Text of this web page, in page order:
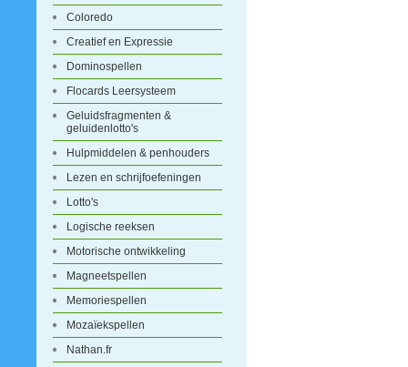
Coloredo
Creatief en Expressie
Dominospellen
Flocards Leersysteem
Geluidsfragmenten &
geluidenlotto's
Hulpmiddelen & penhouders
Lezen en schrijfoefeningen
Lotto's
Logische reeksen
Motorische ontwikkeling
Magneetspellen
Memoriespellen
Mozaïekspellen
Nathan.fr